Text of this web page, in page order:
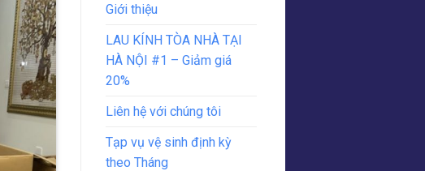
Giới thiệu
LAU KÍNH TÒA NHÀ TẠI
HÀ NỘI #1 – Giảm giá
20%
Liên hệ với chúng tôi
Tạp vụ vệ sinh định kỳ
theo Tháng